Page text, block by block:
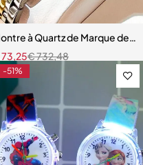
Homme
à Quartz de Marque de
€732,48
73,25
-51%